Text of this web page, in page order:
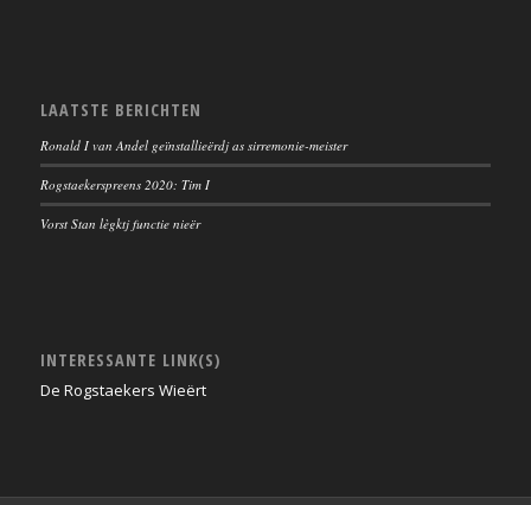
LAATSTE BERICHTEN
Ronald I van Andel geïnstallieërdj as sirremonie-meister
Rogstaekerspreens 2020: Tim I
Vorst Stan lègktj functie nieër
INTERESSANTE LINK(S)
De Rogstaekers Wieërt